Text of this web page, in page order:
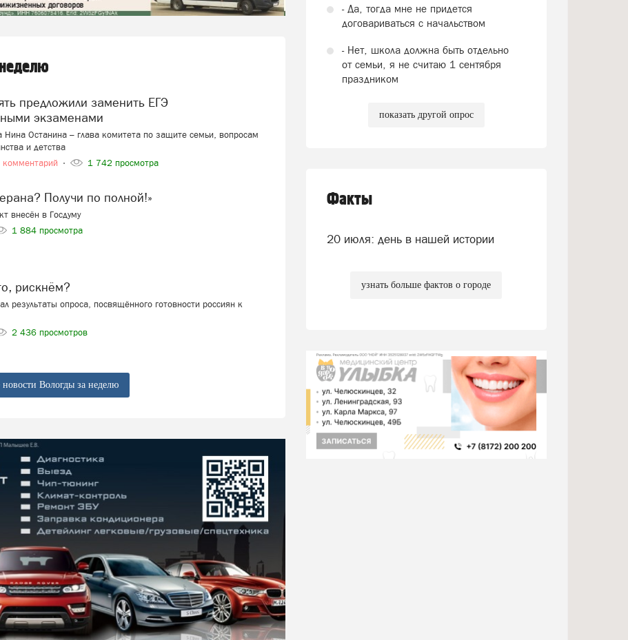
экзаменами
Нина Останина – глава комитета по защите семьи, вопросам
и детства
комментарий 1 742 просмотра
Получи по полной!»
внесён в Госдуму
1 884 просмотра
рискнём?
результаты опроса, посвящённого готовности россиян к
2 436 просмотров
новости Вологды за неделю
- Да, тогда мне не придется
договариваться с начальством
- Нет, школа должна быть отдельно
от семьи, я не считаю 1 сентября
праздником
показать другой опрос
Факты
20 июля: день в нашей истории
узнать больше фактов о городе